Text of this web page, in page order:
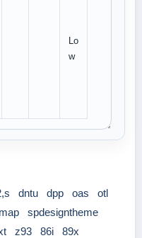
Lo
w
dntu dpp oas
otl
spdesigntheme
z93 86i 89x